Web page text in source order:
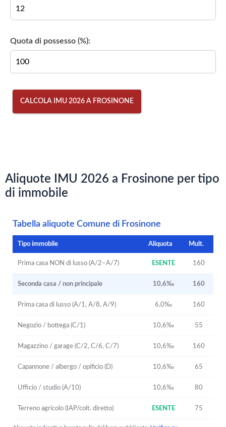
Quota di possesso (%):
CALCOLA IMU 2026 A FROSINONE
Aliquote IMU 2026 a Frosinone per tipo
di immobile
Tabella aliquote Comune di Frosinone
Tipo immobile Aliquota Mult.
Prima casa NON di lusso (A/2–A/7) ESENTE 160
Seconda casa / non principale 10,6‰ 160
Prima casa di lusso (A/1, A/8, A/9) 6,0‰ 160
Negozio / bottega (C/1) 10,6‰ 55
Magazzino / garage (C/2, C/6, C/7) 10,6‰ 160
Capannone / albergo / opificio (D) 10,6‰ 65
Ufficio / studio (A/10) 10,6‰ 80
Terreno agricolo (IAP/colt. diretto) ESENTE 75